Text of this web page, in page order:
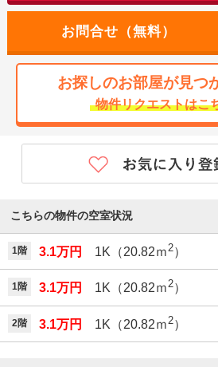
お探しのお部屋が見つ
物件リクエストはこ
こちらの物件の空室状況
1階 3.1万円 1K（20.82ｍ2）
1階 3.1万円 1K（20.82ｍ2）
2階 3.1万円 1K（20.82ｍ 2）